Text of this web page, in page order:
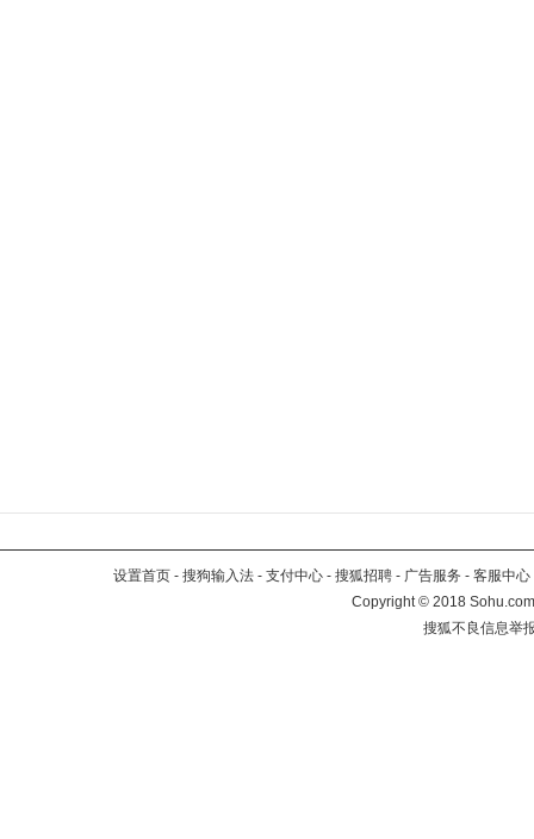
设置首页 - 搜狗输入法 - 支付中心 - 搜狐招聘 - 广告服务 - 客服中心
Copyright©2018
搜狐不良信息举